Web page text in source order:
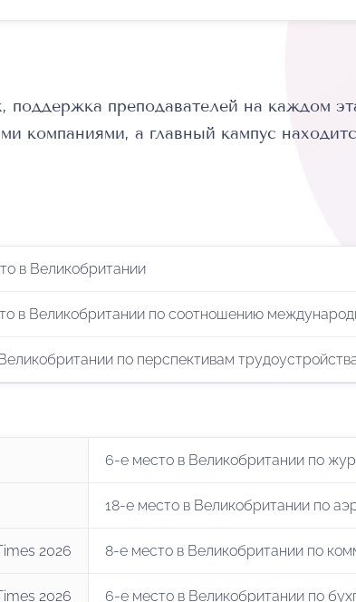
преподавателей на каждом
компаниями, а главный кампус
в Великобритании
в Великобритании по соотношению
по перспективам
6-е место в Великобритании по
18-е место в Великобритании по
2026 8-е место в Великобритании по
2026 6-е место в Великобритании по